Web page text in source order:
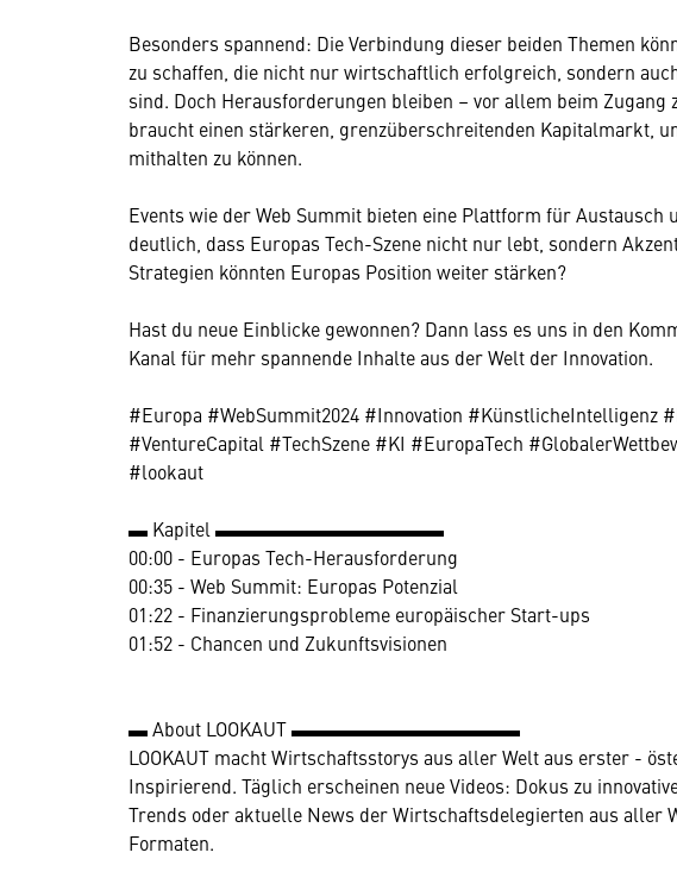
Besonders spannend: Die Verbindung dieser beiden Themen
zu schaffen, die nicht nur wirtschaftlich erfolgreich, sondern
sind. Doch Herausforderungen bleiben – vor allem beim
braucht einen stärkeren, grenzüberschreitenden Kapitalmarkt,
mithalten zu können.
Events wie der Web Summit bieten eine Plattform für Austausch
deutlich, dass Europas Tech-Szene nicht nur lebt, sondern
Strategien könnten Europas Position weiter stärken?
Hast du neue Einblicke gewonnen? Dann lass es uns in den
Kanal für mehr spannende Inhalte aus der Welt der Innovation.
#Europa #WebSummit2024 #Innovation #KünstlicheIntelligenz
#VentureCapital #TechSzene #KI #EuropaTech
#lookaut
▬ Kapitel ▬▬▬▬▬▬▬▬▬▬▬▬
00:00 - Europas Tech-Herausforderung
00:35 - Web Summit: Europas Potenzial
01:22 - Finanzierungsprobleme europäischer Start-ups
01:52 - Chancen und Zukunftsvisionen
▬ About LOOKAUT ▬▬▬▬▬▬▬▬▬▬▬▬
LOOKAUT macht Wirtschaftsstorys aus aller Welt aus erster -
Inspirierend. Täglich erscheinen neue Videos: Dokus zu
Trends oder aktuelle News der Wirtschaftsdelegierten aus aller
Formaten.